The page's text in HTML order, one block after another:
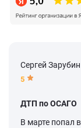
Сергей Зарубин
5
ДТП по ОСАГО
В марте попал